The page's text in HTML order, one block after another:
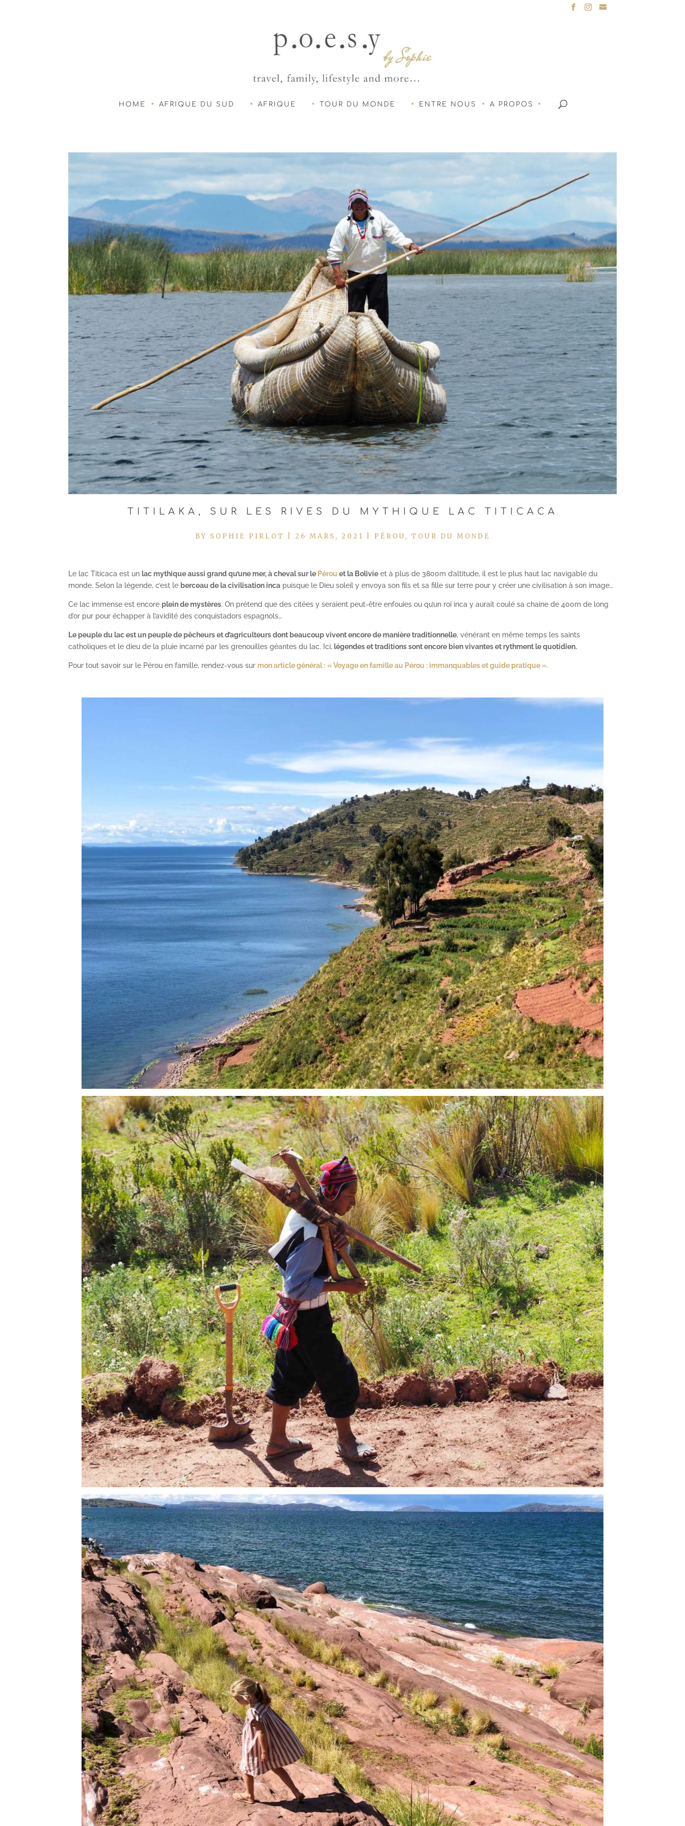
HOME AFRIQUE DU SUD AFRIQUE TOUR DU MONDE ENTRE NOUS A PROPOS
TITILAKA, SUR LES RIVES DU MYTHIQUE LAC TITICACA
BY SOPHIE PIRLOT 26 MARS, 2021 PÉROU, TOUR DU MONDE
Le lac Titicaca est unlac mythique aussi grand qu’une mer, à cheval sur le Pérou et la Bolivie et à plus de 3800m d’altitude, il est le plus haut lac navigable du
monde. Selon la légende, c’est le berceau de la civilisation inca puisque le Dieu soleil y envoya son fils et sa fille sur terre pour y créer une civilisation à son image…
Ce lac immense est encore plein de mystères. On prétend que des citées y seraient peut-être enfouies ou qu’un roi inca y aurait coulé sa chaine de 400m de long
d’or pur pour échapper à l’avidité des conquistadors espagnols…
Le peuple du lac est un peuple de pêcheurs et d’agriculteurs dont beaucoup vivent encore de manière traditionnelle, vénérant en même temps les saints
catholiques et le dieu de la pluie incarné par les grenouilles géantes du lac. Ici, légendes et traditions sont encore bien vivantes et rythment le quotidien.
Pour tout savoir sur le Pérou en famille, rendez-vous sur mon article général : « Voyage en famille au Pérou : immanquables et guide pratique ».